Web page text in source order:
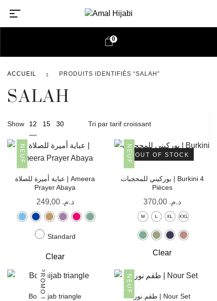
0
ACCUEIL PRODUITS IDENTIFIÉS “SALAH”
SALAH
Show 12 15 30
NEUF
عباية أميرة للصلاة | Ameera
Prayer Abaya
د.م. 249,00
Standard
Clear
NEUF OUT OF STOCK
بوركيني للمحجبات | Burkini 4
Pièces
د.م. 370,00
M L XL XXL
Clear
PROMO !
Box hijab triangle
NEUF
طقم نور | Nour Set